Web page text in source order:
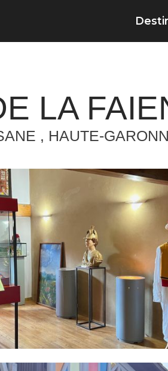
LA
, HAUTE-